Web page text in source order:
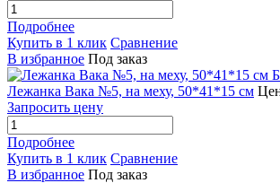
Подробнее
Купить в 1 клик Сравнение
В избранное Под заказ
Лежанка Вака №5, на меху, 50*41*15 см
Запросить цену
Подробнее
Купить в 1 клик Сравнение
В избранное Под заказ